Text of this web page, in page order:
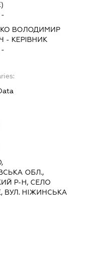
-
ВОЛОДИМИР
- КЕРІВНИК
-
ОБЛ.,
Р-Н, СЕЛО
ВУЛ. НІЖИНСЬКА